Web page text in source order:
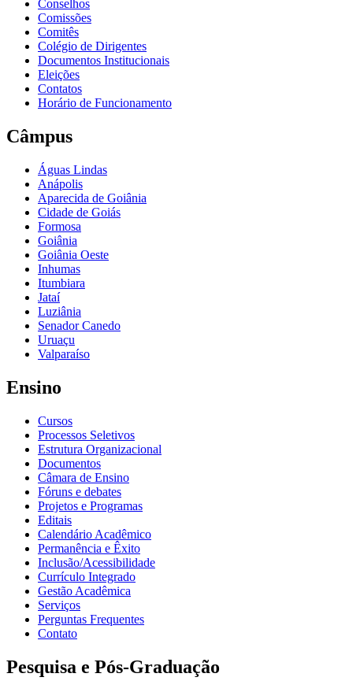
Conselhos
Comissões
Comitês
Colégio de Dirigentes
Documentos Institucionais
Eleições
Contatos
Horário de Funcionamento
Câmpus
Águas Lindas
Anápolis
Aparecida de Goiânia
Cidade de Goiás
Formosa
Goiânia
Goiânia Oeste
Inhumas
Itumbiara
Jataí
Luziânia
Senador Canedo
Uruaçu
Valparaíso
Ensino
Cursos
Processos Seletivos
Estrutura Organizacional
Documentos
Câmara de Ensino
Fóruns e debates
Projetos e Programas
Editais
Calendário Acadêmico
Permanência e Êxito
Inclusão/Acessibilidade
Currículo Integrado
Gestão Acadêmica
Serviços
Perguntas Frequentes
Contato
Pesquisa e Pós-Graduação